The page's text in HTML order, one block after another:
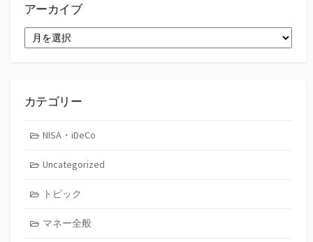
アーカイブ
ー
カテゴリー
NISA・iDeCo
Uncategorized
トピック
マネー全般